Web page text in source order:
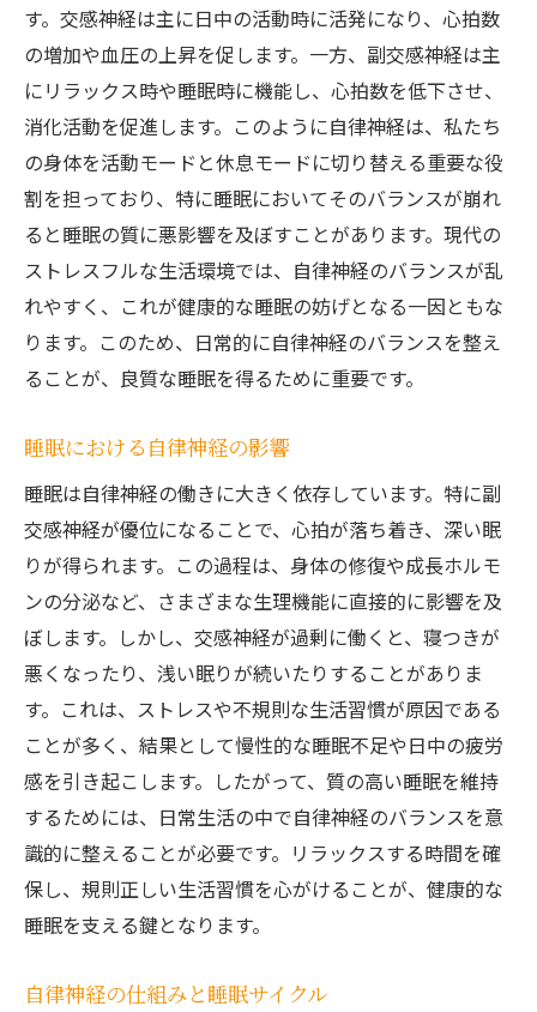
現代の食生活と自律神経の関係
忙しい日常生活が自律神経に与えるストレ
ス
自律神経のバランスを整えるための生活習慣の
工夫
リズムのある生活で自律神経を整える
自然のリズムを活かした生活習慣
ヨガや瞑想で自律神経を活性化する
リラクゼーションと自律神経の調整術
自律神経を意識した時間管理の工夫
自律神経の調整が睡眠の質を向上させる理由
自律神経と睡眠の質の科学的背景
睡眠の質向上に寄与する自律神経の働き
自律神経の調整で得られる深い睡眠
自律神経とリラックスした睡眠の関連性
自律神経が睡眠の質に与える具体的な効果
質の高い睡眠を得るための自律神経の役割
リラクゼーションと自律神経の関係性を探る
リラクゼーションによる自律神経の安定化
心の安定と自律神経の調和
マインドフルネスが自律神経に与える影響
深呼吸と自律神経の関係
心身のリラックスが自律神経に与える効果
す。交感神経は主に日中の活動時に活発になり、心拍数
の増加や血圧の上昇を促します。一方、副交感神経は主
にリラックス時や睡眠時に機能し、心拍数を低下させ、
消化活動を促進します。このように自律神経は、私たち
の身体を活動モードと休息モードに切り替える重要な役
割を担っており、特に睡眠においてそのバランスが崩れ
ると睡眠の質に悪影響を及ぼすことがあります。現代の
ストレスフルな生活環境では、自律神経のバランスが乱
れやすく、これが健康的な睡眠の妨げとなる一因ともな
ります。このため、日常的に自律神経のバランスを整え
ることが、良質な睡眠を得るために重要です。
睡眠における自律神経の影響
睡眠は自律神経の働きに大きく依存しています。特に副
交感神経が優位になることで、心拍が落ち着き、深い眠
りが得られます。この過程は、身体の修復や成長ホルモ
ンの分泌など、さまざまな生理機能に直接的に影響を及
ぼします。しかし、交感神経が過剰に働くと、寝つきが
悪くなったり、浅い眠りが続いたりすることがありま
す。これは、ストレスや不規則な生活習慣が原因である
ことが多く、結果として慢性的な睡眠不足や日中の疲労
感を引き起こします。したがって、質の高い睡眠を維持
するためには、日常生活の中で自律神経のバランスを意
識的に整えることが必要です。リラックスする時間を確
保し、規則正しい生活習慣を心がけることが、健康的な
睡眠を支える鍵となります。
自律神経の仕組みと睡眠サイクル